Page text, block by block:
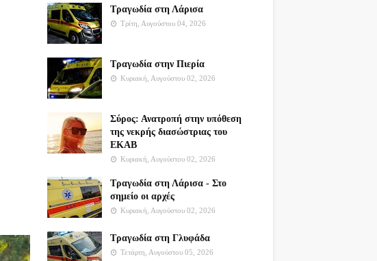
Τραγωδία στη Λάρισα
Τρίτη, Αυγούστου 04, 2026
Τραγωδία στην Πιερία
Κυριακή, Αυγούστου 02, 2026
Σύρος: Ανατροπή στην υπόθεση
της νεκρής διασώστριας του
ΕΚΑΒ
Κυριακή, Αυγούστου 02, 2026
Τραγωδία στη Λάρισα - Στο
σημείο οι αρχές
Κυριακή, Αυγούστου 02, 2026
Τραγωδία στη Γλυφάδα
Τετάρτη, Αυγούστου 05, 2026